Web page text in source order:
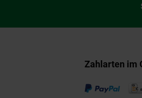
Zahlarten im